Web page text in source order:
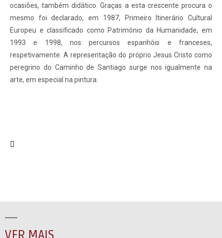
ocasiões, também didático. Graças a esta crescente procura o
mesmo foi declarado, em 1987, Primeiro Itinerário Cultural
Europeu e classificado como Património da Humanidade, em
1993 e 1998, nos percursos espanhóis e franceses,
respetivamente. A representação do próprio Jesus Cristo como
peregrino do Caminho de Santiago surge nos igualmente na
arte, em especial na pintura.
VER MAIS